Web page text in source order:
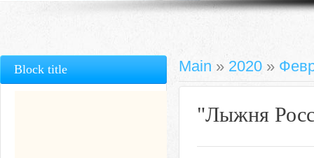
Main » 2020 »
"Лыжня
Block title